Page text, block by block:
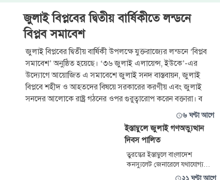
জুলাই বিপ্লবের দ্বিতীয় বার্ষিকীতে লন্ডনে
বিপ্লব সমাবেশ
জুলাই বিপ্লবের দ্বিতীয় বার্ষিকী উপলক্ষে যুক্তরাজ্যের লন্ডনে ‘বিপ্লব
সমাবেশ’ অনুষ্ঠিত হয়েছে। ‘৩৬ জুলাই এলায়েন্স, ইউকে’-এর
উদ্যোগে আয়োজিত এ সমাবেশে জুলাই সনদ বাস্তবায়ন, জুলাই
বিপ্লবে শহীদ ও আহতদের বিষয়ে সরকারের করণীয় এবং জুলাই
সনদের আলোকে রাষ্ট্র গঠনের ওপর গুরুত্বারোপ করেন বক্তারা। ব
৬ ঘণ্টা আগে
ইস্তাম্বুলে জুলাই গণঅভ্যুত্থান
দিবস পালিত
তুরস্কের ইস্তাম্বুলে বাংলাদেশ
কনস্যুলেট জেনারেলে যথাযোগ্য
মর্যাদা ও ভাবগাম্ভীর্যের মধ্য দিয়ে
২১ ঘণ্টা আগে